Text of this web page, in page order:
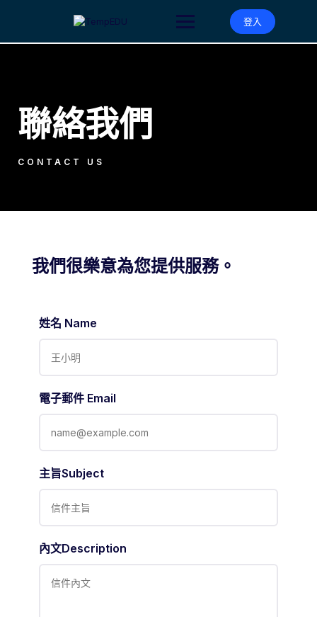
登入
聯絡我們
CONTACT US
我們很樂意為您提供服務。
姓名 Name
電子郵件 Email
主旨Subject
內文Description